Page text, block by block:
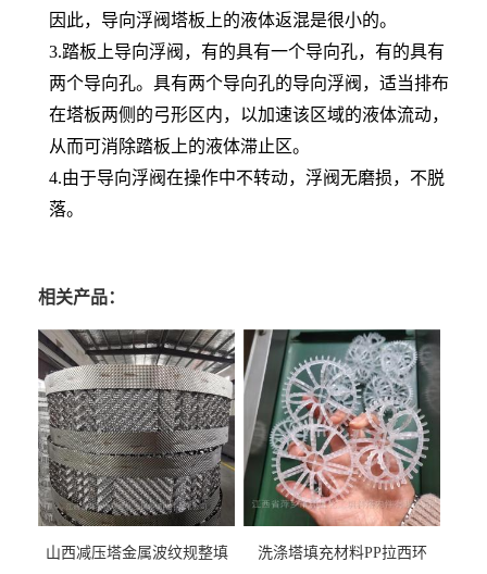
因此，导向浮阀塔板上的液体返混是很小的。
3.踏板上导向浮阀，有的具有一个导向孔，有的具有
两个导向孔。具有两个导向孔的导向浮阀，适当排布
在塔板两侧的弓形区内，以加速该区域的液体流动，
从而可消除踏板上的液体滞止区。
4.由于导向浮阀在操作中不转动，浮阀无磨损，不脱
落。
相关产品：
山西减压塔金属波纹规整填
洗涤塔填充材料PP拉西环